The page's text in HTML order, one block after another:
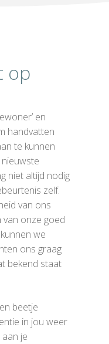
op
en
handvatten
te kunnen
niet altijd nodig
zelf.
van ons
van onze goed
we
ons graag
bekend staat
beetje
in jou weer
je